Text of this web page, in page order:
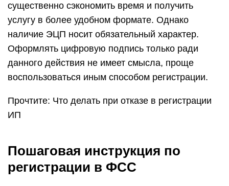
существенно сэкономить время и получить
услугу в более удобном формате. Однако
наличие ЭЦП носит обязательный характер.
Оформлять цифровую подпись только ради
данного действия не имеет смысла, проще
воспользоваться иным способом регистрации.
Прочтите: Что делать при отказе в регистрации
ИП
Пошаговая инструкция по
регистрации в ФСС